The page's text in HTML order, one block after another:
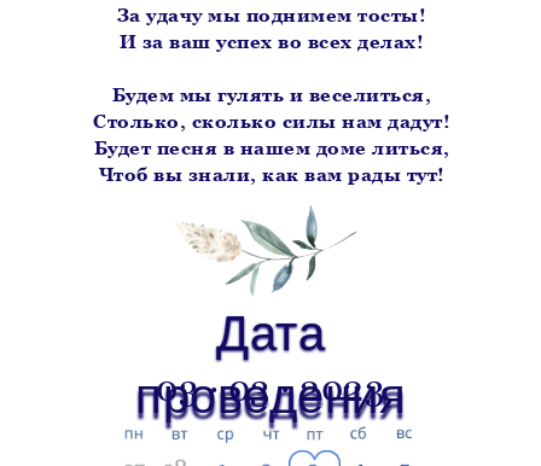
За удачу мы поднимем тосты!
И за ваш успех во всех делах!
Будем мы гулять и веселиться,
Столько, сколько силы нам дадут!
Будет песня в нашем доме литься,
Чтоб вы знали, как вам рады тут!
03 · 03 · 2023
Дата
проведения
Дата
проведения